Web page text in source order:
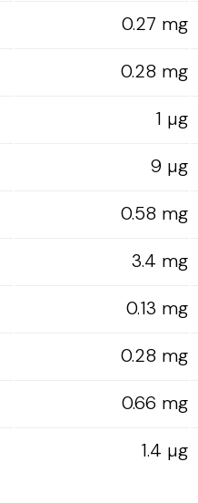
0.27 mg
0.28 mg
1 µg
9 µg
0.58 mg
3.4 mg
0.13 mg
0.28 mg
0.66 mg
1.4 µg